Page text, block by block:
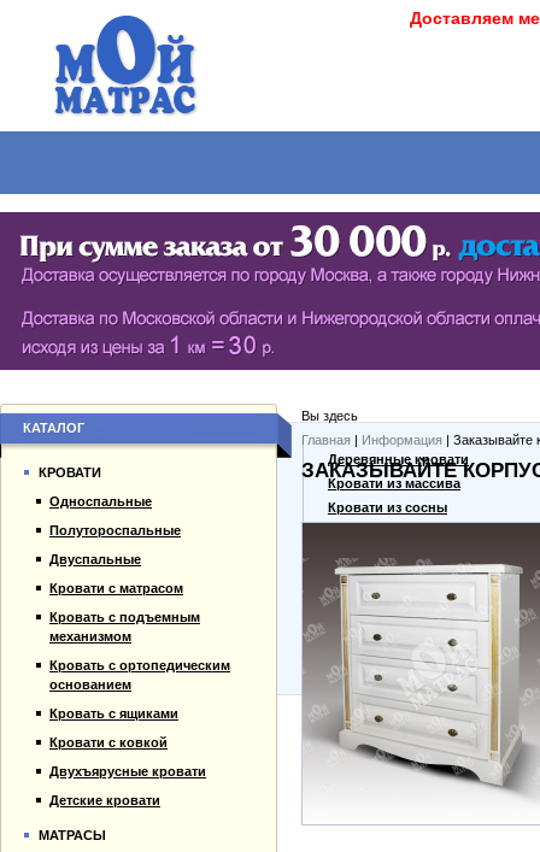
Доставляем
СЕРИЯ ШКАФОВ ECO (ЭКОЛОГИЯ)
РАСПАШНЫЕ ШКАФЫ
БИБЛИОТЕКИ, СТЕНКИ, ВИТРАЖИ
БУФЕТЫ
Вы здесь
Главная | Информация | Заказывайте
ЗАКАЗЫВАЙТЕ
КАТАЛОГ
КРОВАТИ
Односпальные
Полутороспальные
Двуспальные
Кровати с матрасом
Кровать с подъемным
механизмом
Кровать с ортопедическим
основанием
Кровать с ящиками
Кровати с ковкой
Двухъярусные кровати
Детские кровати
МАТРАСЫ
Гарантии
Оплата и доставка
Прайс-лист
Контакты
Деревянные кровати
Кровати из массива
Кровати из сосны
Кровати для дачи
Кровать тахта